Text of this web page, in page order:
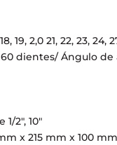
19, 2,0 21, 22, 23, 24,
dientes/ Ángulo de
2″, 10″
x 215 mm x 100 mm